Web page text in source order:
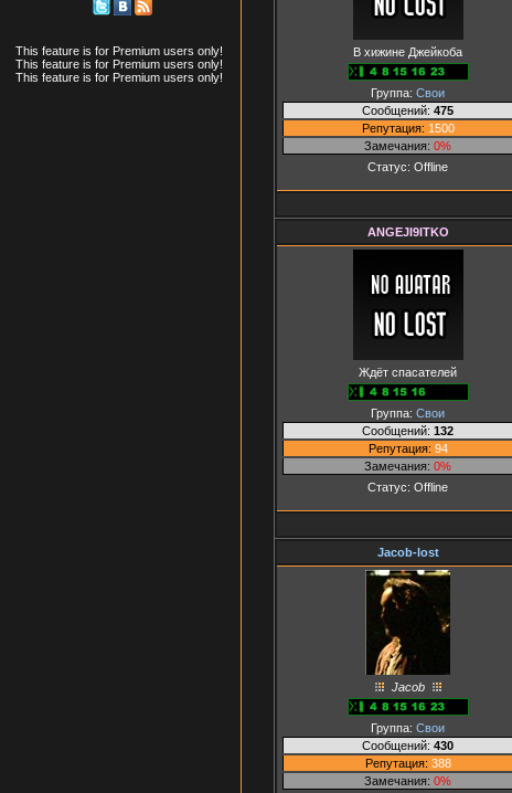
This feature is for Premium users only!
This feature is for Premium users only!
This feature is for Premium users only!
В хижине Джейкоба
Группа: Свои
Сообщений: 475
Репутация: 1500
Замечания: 0%
Статус: Offline
ANGEJI9ITKO
Ждёт спасателей
Группа: Свои
Сообщений: 132
Репутация: 94
Замечания: 0%
Статус: Offline
Jacob-lost
Jacob
Группа: Свои
Сообщений: 430
Репутация: 388
Замечания: 0%